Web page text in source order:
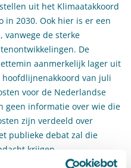
uit het Klimaatakkoord
in 2030. Ook hier is er een
vanwege de sterke
De
aanmerkelijk lager uit
van juli
voor de Nederlandse
geen informatie over wie die
zijn verdeeld over
publieke debat zal die
krijgen.